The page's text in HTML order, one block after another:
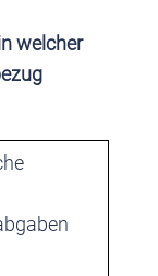
welcher